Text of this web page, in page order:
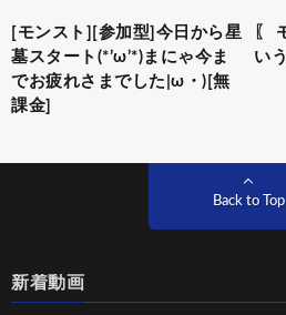
[モンスト][参加型]今日から星
墓スタート(*’ω’*)まにゃ今ま
でお疲れさまでした|ω・)[無
課金]
〖
い
Back to Top
新着動画